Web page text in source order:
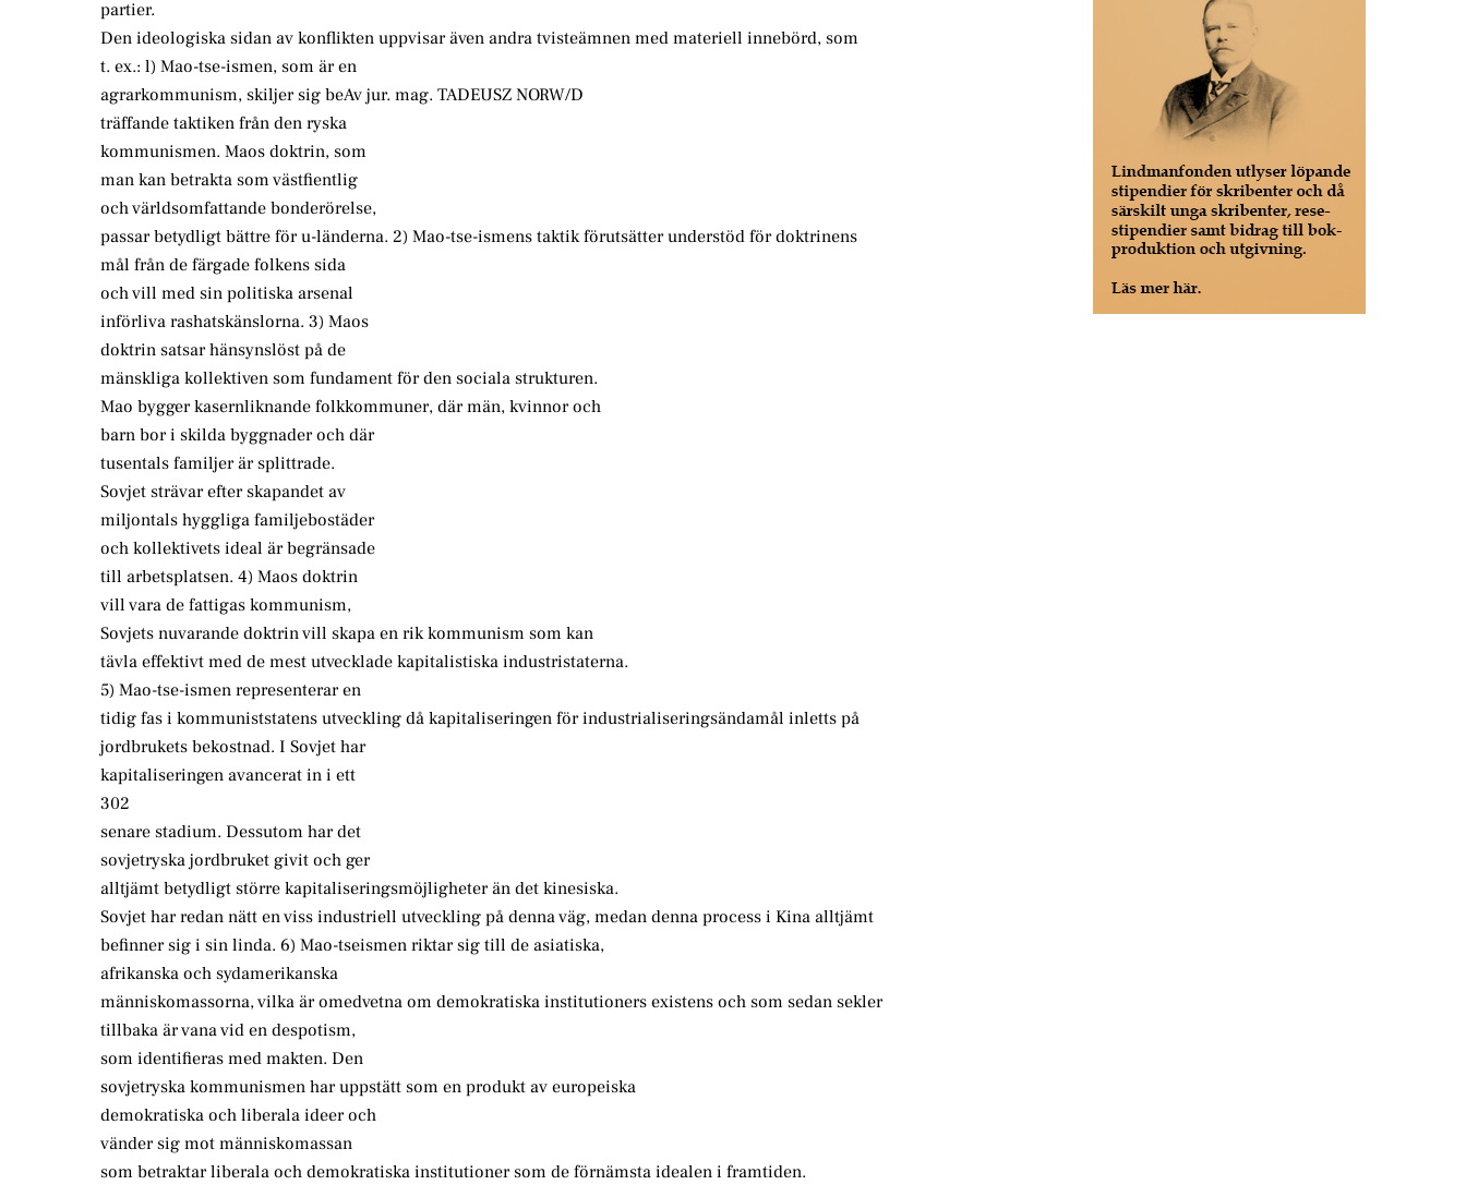
partier.
Den ideologiska sidan av konflikten uppvisar även andra tvisteämnen med materiell innebörd, som
t. ex.: l) Mao-tse-ismen, som är en
agrarkommunism, skiljer sig beAv jur. mag. TADEUSZ NORW/D
träffande taktiken från den ryska
kommunismen. Maos doktrin, som
man kan betrakta som västfientlig
och världsomfattande bonderörelse,
passar betydligt bättre för u-länderna. 2) Mao-tse-ismens taktik förutsätter understöd för doktrinens
mål från de färgade folkens sida
och vill med sin politiska arsenal
införliva rashatskänslorna. 3) Maos
doktrin satsar hänsynslöst på de
mänskliga kollektiven som fundament för den sociala strukturen.
Mao bygger kasernliknande folkkommuner, där män, kvinnor och
barn bor i skilda byggnader och där
tusentals familjer är splittrade.
Sovjet strävar efter skapandet av
miljontals hyggliga familjebostäder
och kollektivets ideal är begränsade
till arbetsplatsen. 4) Maos doktrin
vill vara de fattigas kommunism,
Sovjets nuvarande doktrin vill skapa en rik kommunism som kan
tävla effektivt med de mest utvecklade kapitalistiska industristaterna.
5) Mao-tse-ismen representerar en
tidig fas i kommuniststatens utveckling då kapitaliseringen för industrialiseringsändamål inletts på
jordbrukets bekostnad. I Sovjet har
kapitaliseringen avancerat in i ett
302
senare stadium. Dessutom har det
sovjetryska jordbruket givit och ger
alltjämt betydligt större kapitaliseringsmöjligheter än det kinesiska.
Sovjet har redan nätt en viss industriell utveckling på denna väg, medan denna process i Kina alltjämt
befinner sig i sin linda. 6) Mao-tseismen riktar sig till de asiatiska,
afrikanska och sydamerikanska
människomassorna, vilka är omedvetna om demokratiska institutioners existens och som sedan sekler
tillbaka är vana vid en despotism,
som identifieras med makten. Den
sovjetryska kommunismen har uppstätt som en produkt av europeiska
demokratiska och liberala ideer och
vänder sig mot människomassan
som betraktar liberala och demokratiska institutioner som de förnämsta idealen i framtiden.